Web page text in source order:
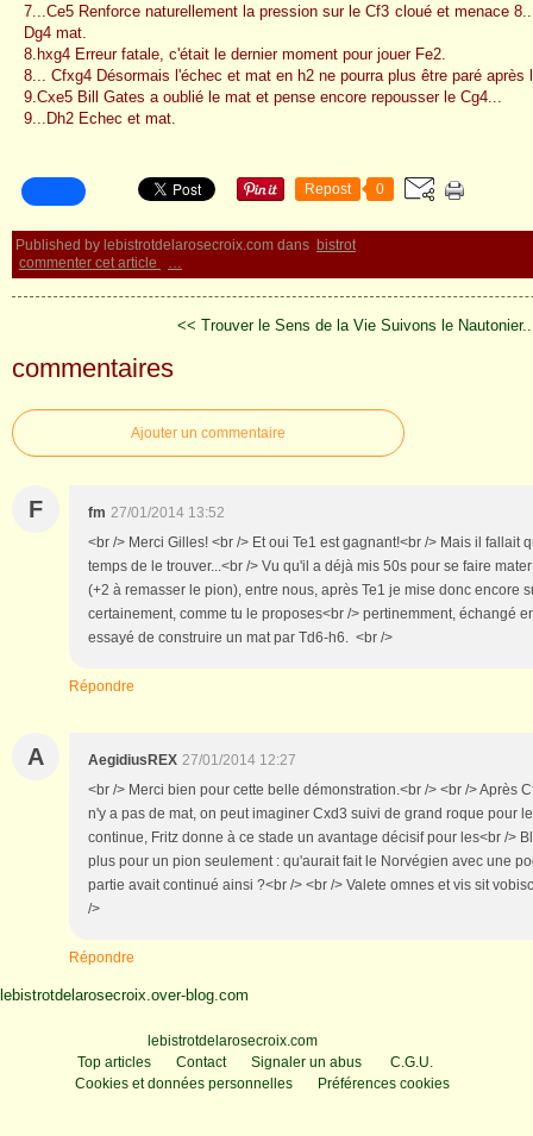
7...Ce5 Renforce naturellement la pression sur le Cf3 cloué et menace
Dg4 mat.
8.hxg4 Erreur fatale, c'était le dernier moment pour jouer Fe2.
8... Cfxg4 Désormais l'échec et mat en h2 ne pourra plus être paré après
9.Cxe5 Bill Gates a oublié le mat et pense encore repousser le Cg4...
9...Dh2 Echec et mat.
Repost 0
Published by lebistrotdelarosecroix.com dans bistrot
commenter cet article
…
<< Trouver le Sens de la Vie Suivons le
commentaires
Ajouter un commentaire
F fm 27/01/2014 13:52
<br /> Merci Gilles! <br /> Et oui Te1 est gagnant!<br /> Mais il fallait
temps de le trouver...<br /> Vu qu'il a déjà mis 50s pour se faire
(+2 à remasser le pion), entre nous, après Te1 je mise donc encore
certainement, comme tu le proposes<br /> pertinemment, échangé
essayé de construire un mat par Td6-h6. <br />
Répondre
A AegidiusREX 27/01/2014 12:27
<br /> Merci bien pour cette belle démonstration.<br /> <br /> Après
n'y a pas de mat, on peut imaginer Cxd3 suivi de grand roque pour
continue, Fritz donne à ce stade un avantage décisif pour les<br />
plus pour un pion seulement : qu'aurait fait le Norvégien avec une
partie avait continué ainsi ?<br /> <br /> Valete omnes et vis sit
/>
Répondre
lebistrotdelarosecroix.over-blog.com
lebistrotdelarosecroix.com
Top articles
Contact Signaler un abus
C.G.U.
Cookies et données personnelles
Préférences cookies